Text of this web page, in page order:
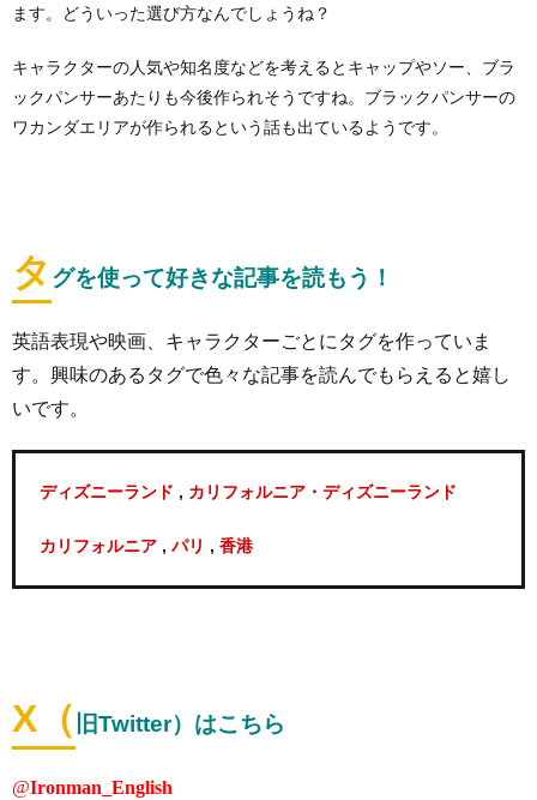
ます。どういった選び方なんでしょうね？
キャラクターの人気や知名度などを考えるとキャップやソー、ブラ
ックパンサーあたりも今後作られそうですね。ブラックパンサーの
ワカンダエリアが作られるという話も出ているようです。
タ グを使って好きな記事を読もう！
英語表現や映画、キャラクターごとにタグを作っていま
す。興味のあるタグで色々な記事を読んでもらえると嬉し
いです。
ディズニーランド , カリフォルニア・ディズニーランド
カリフォルニア , パリ , 香港
X（ 旧Twitter）はこちら
@Ironman_English